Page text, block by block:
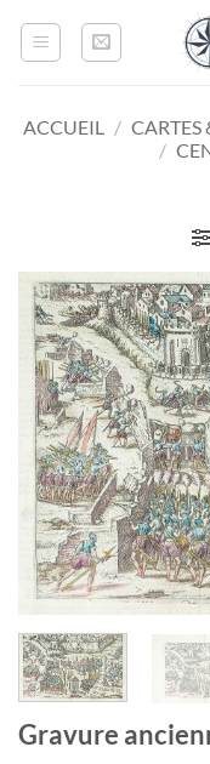
ACCUEIL / CARTES
/
Gravure